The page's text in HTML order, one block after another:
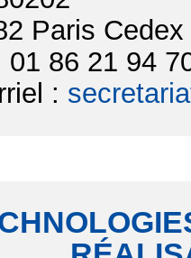
Paris Cedex
01 86 21 94
: